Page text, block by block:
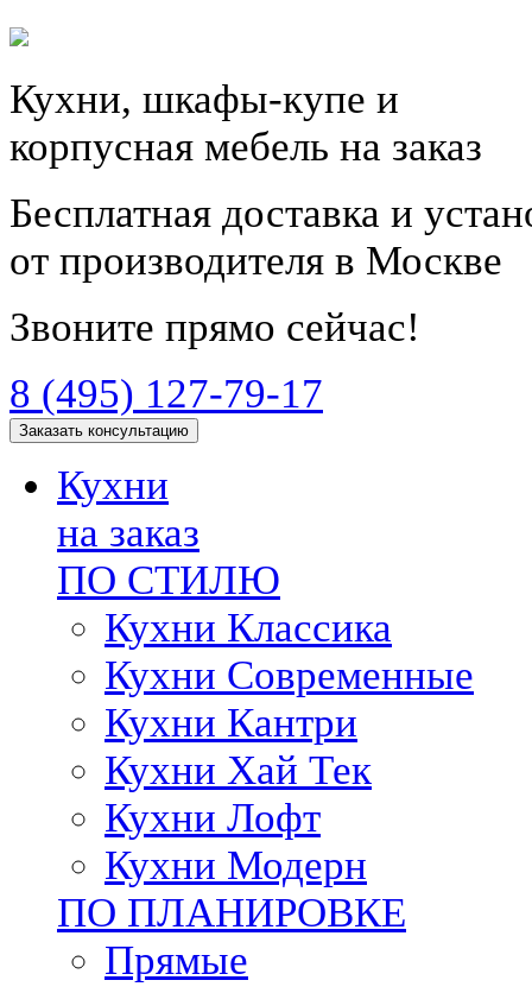
Кухни, шкафы-купе и
корпусная мебель на заказ
Бесплатная доставка и
от производителя в Москве
Звоните прямо сейчас!
8 (495) 127-79-17
Заказать консультацию
Кухни
на заказ
ПО СТИЛЮ
Кухни Классика
Кухни Современные
Кухни Кантри
Кухни Хай Тек
Кухни Лофт
Кухни Модерн
ПО ПЛАНИРОВКЕ
Прямые